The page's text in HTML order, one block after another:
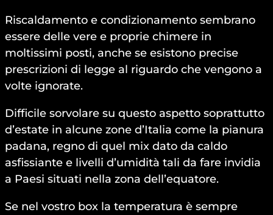
Riscaldamento e condizionamento sembrano
essere delle vere e proprie chimere in
moltissimi posti, anche se esistono precise
prescrizioni di legge al riguardo che vengono a
volte ignorate.
Difficile sorvolare su questo aspetto soprattutto
d’estate in alcune zone d’Italia come la pianura
padana, regno di quel mix dato da caldo
asfissiante e livelli d’umidità tali da fare invidia
a Paesi situati nella zona dell’equatore.
Se nel vostro box la temperatura è sempre